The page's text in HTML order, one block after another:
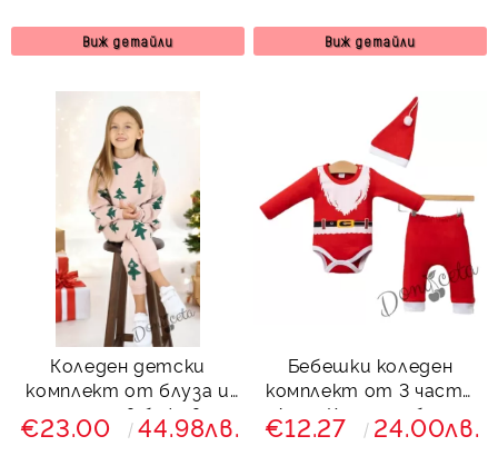
Виж детайли Виж детайли
Коледен детски
комплект от блуза и
панталон в бежово с
елхички
€23.00 44.98лв.
Бебешки коледен
комплект от 3 части
Дядо Коледа - боди,
панталони и шапка
€12.27 24.00лв.